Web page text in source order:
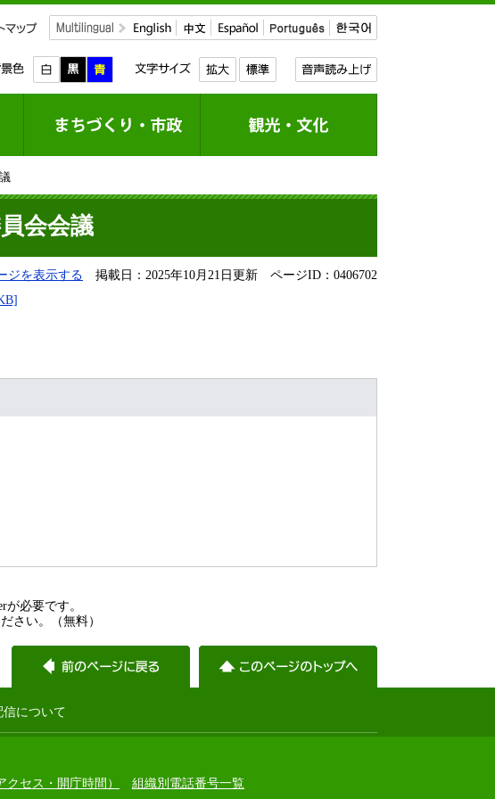
会会議
ジを表示する 掲載日：2025年10月21日更新 ページID：0406702
必要です。
さい。（無料）
信について
クセス・開庁時間） 組織別電話番号一覧